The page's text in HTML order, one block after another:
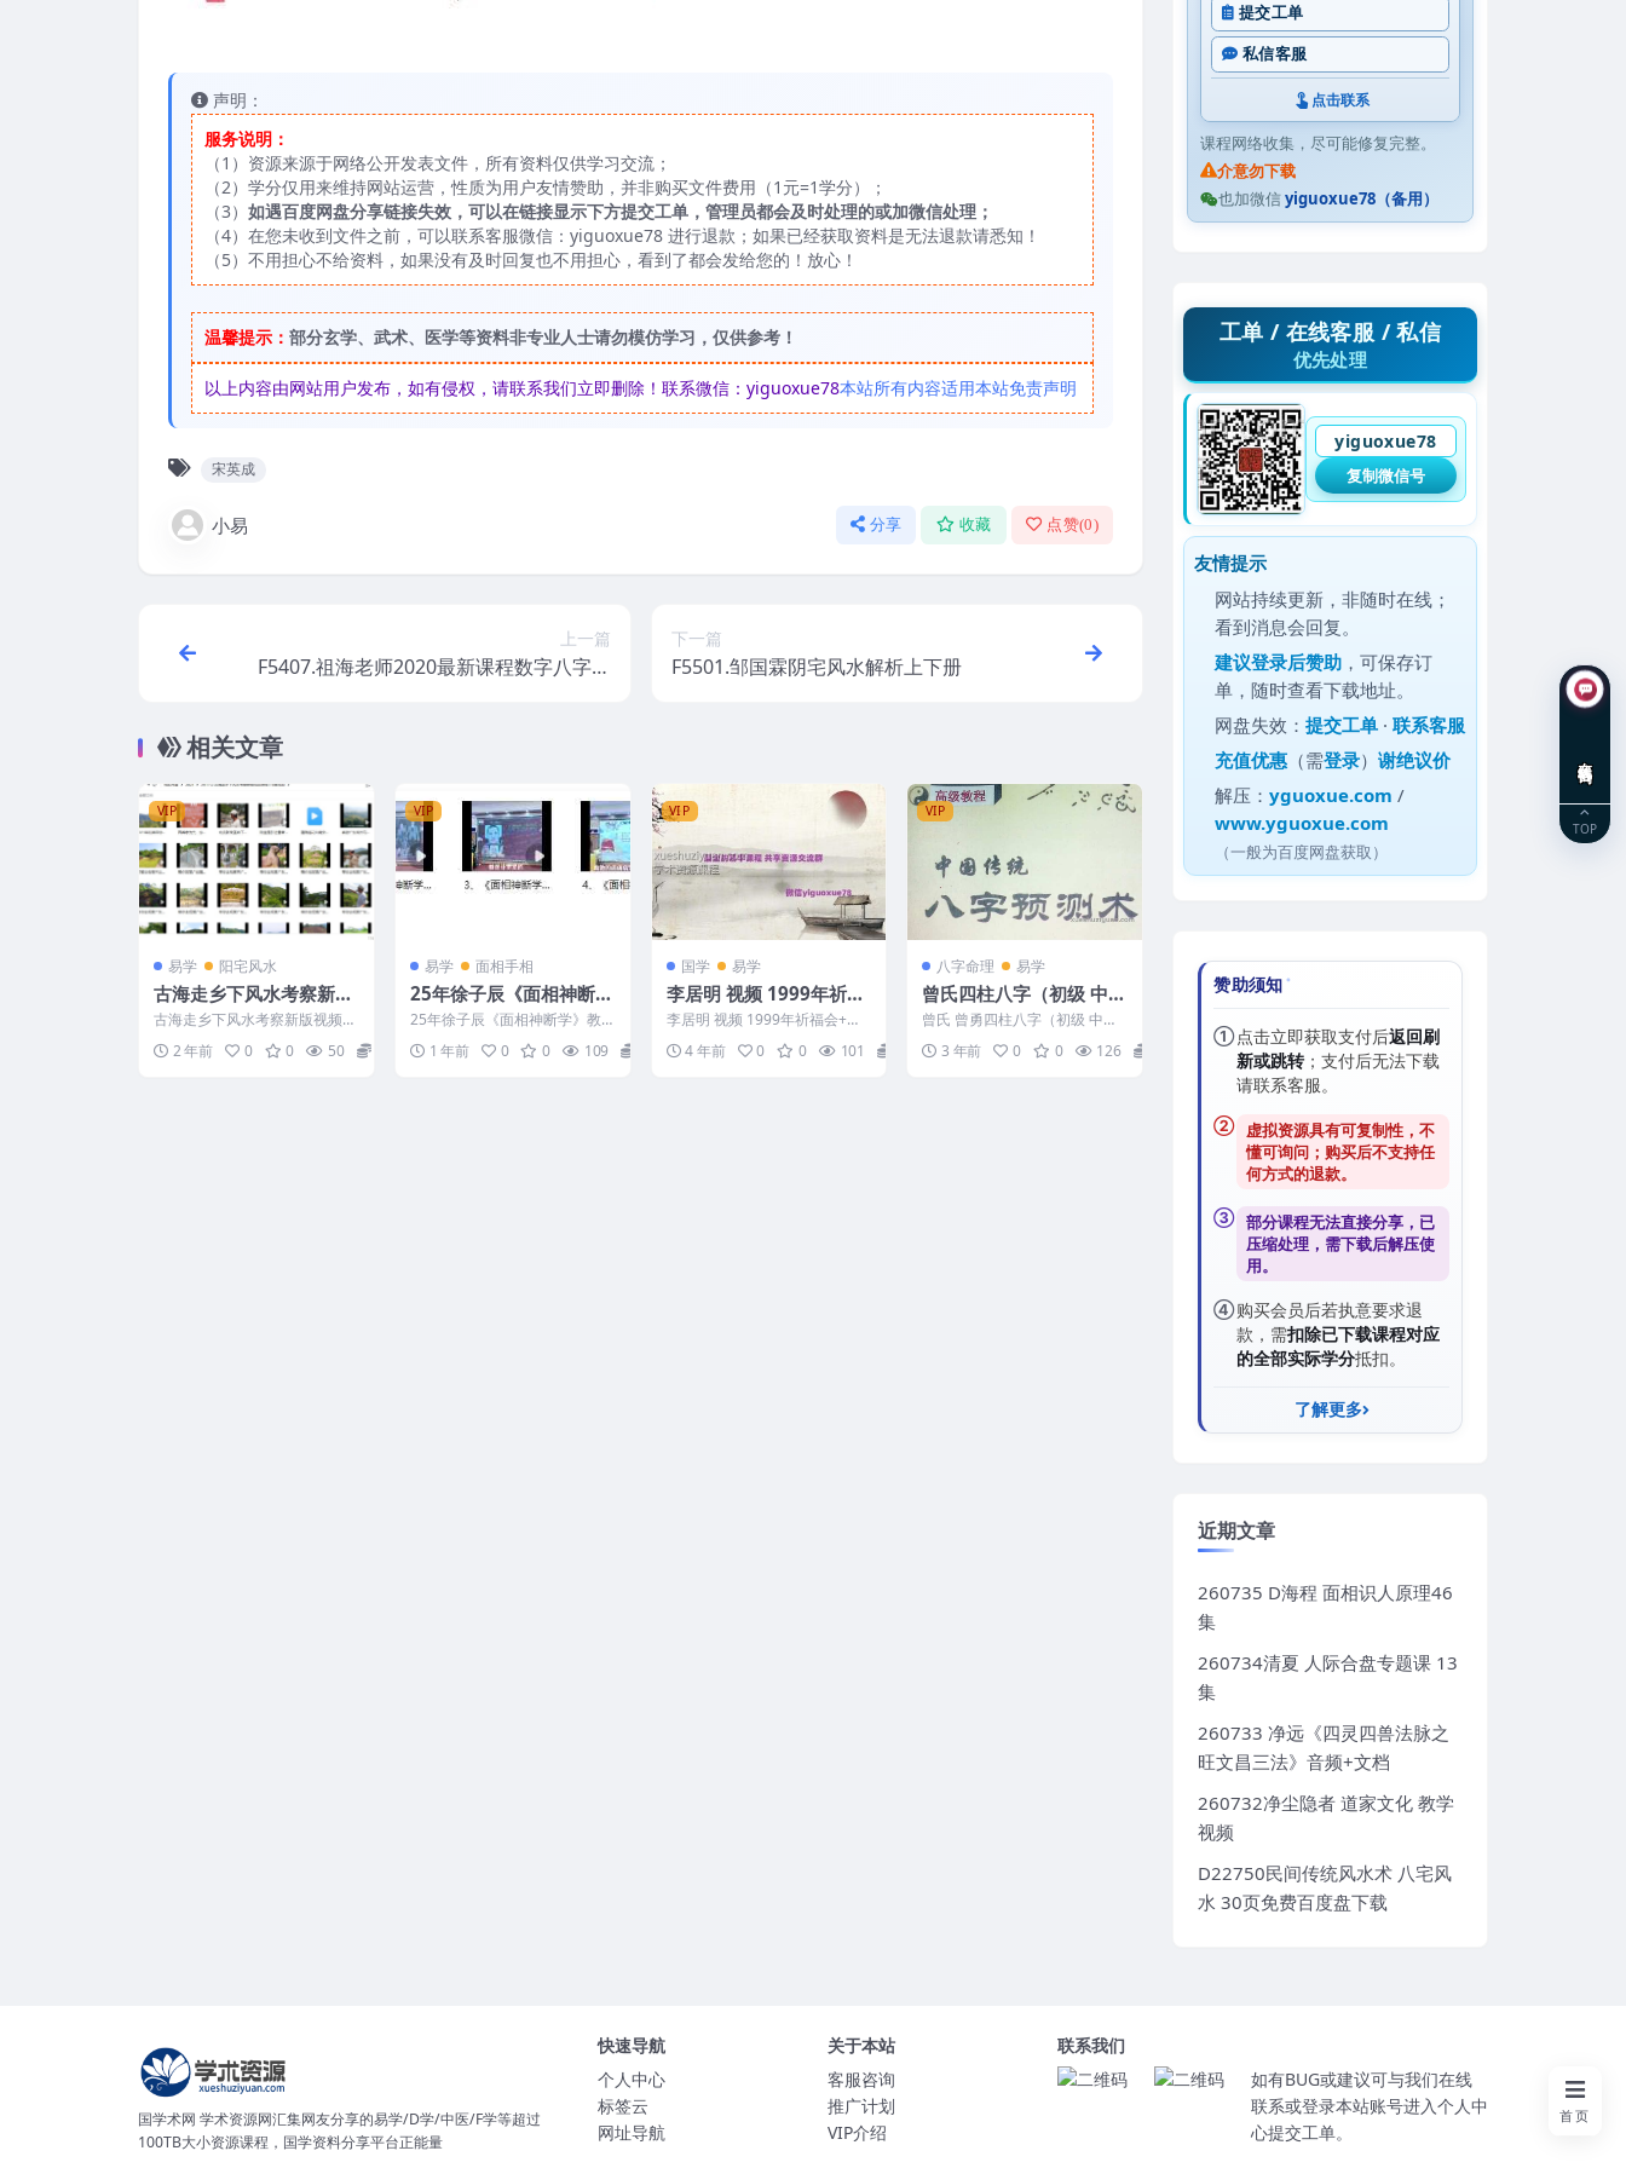
声明：
服务说明：
（1）资源来源于网络公开发表文件，所有资料仅供学习交流；
（2）学分仅用来维持网站运营，性质为用户友情赞助，并非购买文件费用（1元=1学分）；
（3） 如遇百度网盘分享链接失效，可以在链接显示下方提交工单，管理员都会及时处理的或加微信处理；
（4）在您未收到文件之前，可以联系客服微信：yiguoxue78 进行退款；如果已经获取资料是无法退款请悉知！
（5）不用担心不给资料，如果没有及时回复也不用担心，看到了都会发给您的！放心！
温馨提示： 部分玄学、武术、医学等资料非专业人士请勿模仿学习，仅供参考！
以上内容由网站用户发布，如有侵权，请联系我们立即删除！联系微信：yiguoxue78本站所有内容适用本站免责声明
宋英成
小易 分享 收藏 点赞(0)
上一篇
F5407.祖海老师2020最新课程数字八字高
下一篇
F5501.邹国霖阴宅风水解析上下册
相关文章
VIP
易学 阳宅风水
古海走乡下风水考察新版
视频课程116集视频
古海走乡下风水考察新版视频课
程116集视频 241172 2021年初
春带你去游...
2 年前 0 0 50
VIP
易学 面相手相
25年徐子辰《面相神断
学》教学视频5集，每个
视频2小时左右Y
25年徐子辰《面相神断学》教
学视频5集，每个视频2小时左
右Y 2506151 1...
1 年前 0 0 109
VIP
国学 易学
李居明 视频 1999年祈福
会+易经养生术
李居明 视频 1999年祈福会+易
经养生术 编号：1211C857
4 年前 0 0 101
VIP
八字命理 易学
曾氏四柱八字（初级 中级
高级）3本教程
曾氏 曾勇四柱八字（初级 中级
高级）课程 Y2302-165
3 年前 0 0 126
提交工单
私信客服
点击联系
课程网络收集，尽可能修复完整。
介意勿下载
也加微信yiguoxue78（备用）
工单 / 在线客服 / 私信
优先处理
yiguoxue78
复制微信号
友情提示
网站持续更新，非随时在线；
看到消息会回复。
建议登录后赞助 ，可保存订
单，随时查看下载地址。
网盘失效：提交工单 ·联系客服
充值优惠 （需登录）谢绝议价
解压：yguoxue.com /
www.yguoxue.com
（一般为百度网盘获取）
赞助须知
①点击立即获取支付后返回刷
新或跳转；支付后无法下载
请联系客服。
②
虚拟资源具有可复制性，不
懂可询问；购买后不支持任
何方式的退款。
③ 部分课程无法直接分享，已
压缩处理，需下载后解压使
用。
④购买会员后若执意要求退
款，需扣除已下载课程对应
的全部实际学分抵扣。
了解更多
近期文章
260735 D海程 面相识人原理46
集
260734清夏 人际合盘专题课 13
集
260733 净远《四灵四兽法脉之
旺文昌三法》音频+文档
260732净尘隐者 道家文化 教学
视频
D22750民间传统风水术 八宅风
水 30页免费百度盘下载
国学术网 学术资源网汇集网友分享的易学/D学/中医/F学等超过
100TB大小资源课程，国学资料分享平台正能量
快速导航
个人中心
标签云
网址导航
关于本站
客服咨询
推广计划
VIP介绍
联系我们
如有BUG或建议可与我们在线
联系或登录本站账号进入个人中
心提交工单。
首页
TOP